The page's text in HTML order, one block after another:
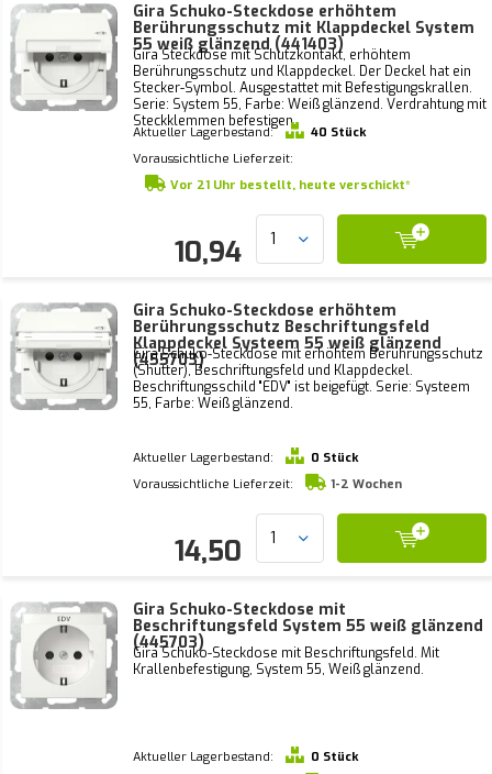
Gira Schuko-Steckdose erhöhtem
Berührungsschutz mit Klappdeckel System
55 weiß glänzend (441403)
Gira Steckdose mit Schutzkontakt, erhöhtem
Berührungsschutz und Klappdeckel. Der Deckel hat ein
Stecker-Symbol. Ausgestattet mit Befestigungskrallen.
Serie: System 55, Farbe: Weiß glänzend. Verdrahtung mit
Steckklemmen befestigen.
Aktueller Lagerbestand:
40 Stück
Voraussichtliche Lieferzeit:
Vor 21 Uhr bestellt, heute verschickt*
10,94
Gira Schuko-Steckdose erhöhtem
Berührungsschutz Beschriftungsfeld
Klappdeckel Systeem 55 weiß glänzend
(455703)
Gira Schuko-Steckdose mit erhöhtem Berührungsschutz
(Shutter), Beschriftungsfeld und Klappdeckel.
Beschriftungsschild "EDV" ist beigefügt. Serie: Systeem
55, Farbe: Weiß glänzend.
Aktueller Lagerbestand:
0 Stück
Voraussichtliche Lieferzeit:
1-2 Wochen
14,50
Gira Schuko-Steckdose mit
Beschriftungsfeld System 55 weiß glänzend
(445703)
Gira Schuko-Steckdose mit Beschriftungsfeld. Mit
Krallenbefestigung, System 55, Weiß glänzend.
Aktueller Lagerbestand:
0 Stück